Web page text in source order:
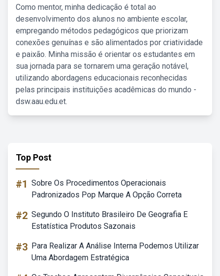
Como mentor, minha dedicação é total ao
desenvolvimento dos alunos no ambiente escolar,
empregando métodos pedagógicos que priorizam
conexões genuínas e são alimentados por criatividade
e paixão. Minha missão é orientar os estudantes em
sua jornada para se tornarem uma geração notável,
utilizando abordagens educacionais reconhecidas
pelas principais instituições acadêmicas do mundo -
dsw.aau.edu.et.
Top Post
#1 Sobre Os Procedimentos Operacionais
Padronizados Pop Marque A Opção Correta
#2 Segundo O Instituto Brasileiro De Geografia E
Estatística Produtos Sazonais
#3 Para Realizar A Análise Interna Podemos Utilizar
Uma Abordagem Estratégica